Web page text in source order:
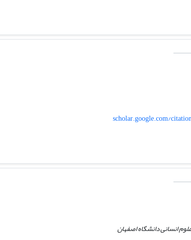
scholar.google.com/
انسانی دانشگاه اصفهان